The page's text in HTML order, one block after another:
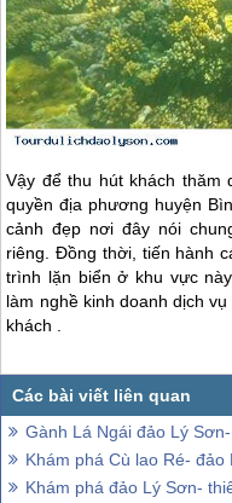
Vậy để thu hút khách thăm
quyền địa phương huyện
cảnh đẹp nơi đây nói
riêng. Đồng thời, tiến hành
trình lặn biển ở khu vực
làm nghề kinh doanh dịch
khách .
Gành Lá Ngái đảo Lý
Khám phá Cù lao Ré-
Khám phá đảo Lý Sơn-